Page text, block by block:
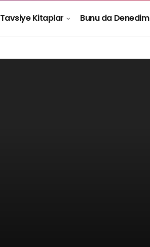
Tavsiye Kitaplar Bunu da Denedim